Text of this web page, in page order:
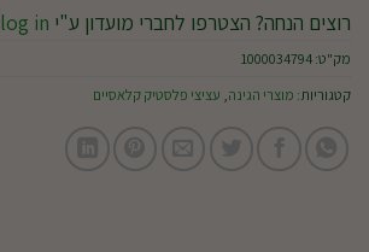
רוצים הנחה? הצטרפו לחברי מועדון ע"י log in
מק"ט:1000034794
קטגוריות: מוצרי הגינה, עציצי פלסטיק קלאסיים